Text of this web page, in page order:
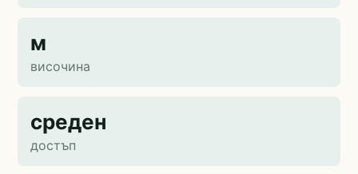
м
височина
среден
достъп